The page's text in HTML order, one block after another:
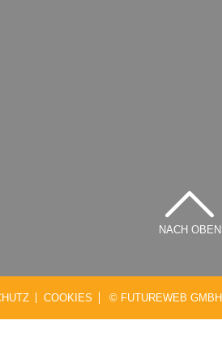
NACH OBEN
COOKIES © FUTUREWEB GMBH